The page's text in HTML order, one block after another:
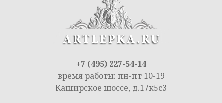
+7 (495) 227-54-14
время работы: пн-пт 10-19
Каширское шоссе, д.17к5с3